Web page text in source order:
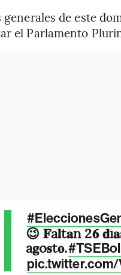
generales de este
el Parlamento
😉 𝐅a𝐥t𝐚n 2𝟔
a𝐠o𝐬t𝐨.
pic.twitter.com/